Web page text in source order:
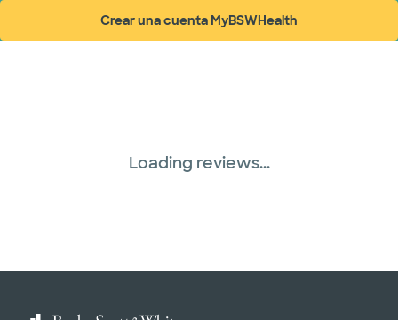
Crear una cuenta MyBSWHealth
(abre en ventana nueva)
Loading reviews...